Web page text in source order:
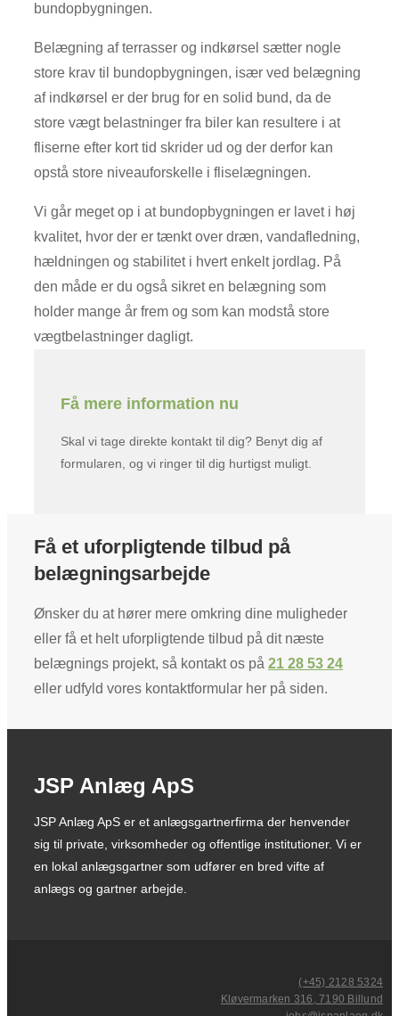
bundopbygningen.
Belægning af terrasser og indkørsel sætter nogle
store krav til bundopbygningen, især ved belægning
af indkørsel er der brug for en solid bund, da de
store vægt belastninger fra biler kan resultere i at
fliserne efter kort tid skrider ud og der derfor kan
opstå store niveauforskelle i fliselægningen.
Vi går meget op i at bundopbygningen er lavet i høj
kvalitet, hvor der er tænkt over dræn, vandafledning,
hældningen og stabilitet i hvert enkelt jordlag. På
den måde er du også sikret en belægning som
holder mange år frem og som kan modstå store
vægtbelastninger dagligt.
Få mere information nu
Skal vi tage direkte kontakt til dig? Benyt dig af
formularen, og vi ringer til dig hurtigst muligt.
Få et uforpligtende tilbud på
belægningsarbejde
Ønsker du at hører mere omkring dine muligheder
eller få et helt uforpligtende tilbud på dit næste
belægnings projekt, så kontakt os på 21 28 53 24
eller udfyld vores kontaktformular her på siden.​
JSP Anlæg ApS
JSP Anlæg ApS er et anlægsgartnerfirma der henvender
sig til private, virksomheder og offentlige institutioner. Vi er
en lokal anlægsgartner som udfører en bred vifte af
anlægs og gartner arbejde.
(+45) 2128 5324
Kløvermarken 316, 7190 Billund